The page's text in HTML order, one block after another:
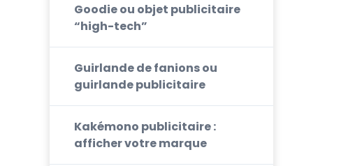
Goodie ou objet publicitaire
“high-tech”
Guirlande de fanions ou
guirlande publicitaire
Kakémono publicitaire :
afficher votre marque